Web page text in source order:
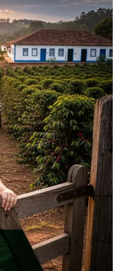
e
em conjunto na
Isso é
Integrado
para
afirmou.
Radtke
18+